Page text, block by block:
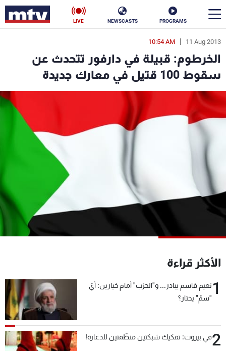
PROGRAMS
NEWSCASTS
LIVE
11 Aug 2013
10:54 AM
الخرطوم: قبيلة في دارفور تتحدث عن
سقوط 100 قتيل في معارك جديدة
الأكثر قراءة
1نعيم قاسم يبادر... و"الحزب" أمام خيارين: أيّ
"سمّ" يختار؟
2في بيروت: تفكيك شبكتين منظّمتين للدعارة!
en
الأخبار
سياسة ناس
إقتصاد
كأس العالم
البرامج
شاهد البرامج
عن MTV
الإنـتـاج
لاعلاناتكم
وظائف
سياسة الخصوصية